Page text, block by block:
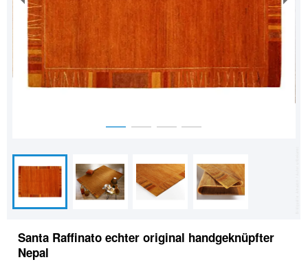
Santa Raffinato echter original handgeknüpfter
Nepal